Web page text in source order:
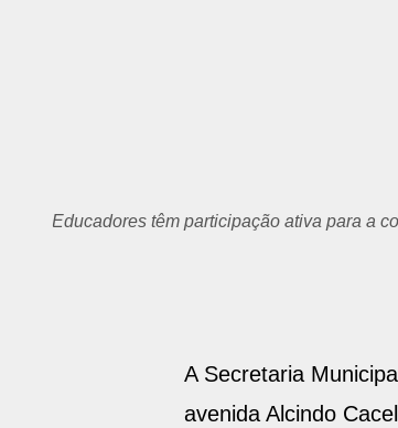
Educadores têm participação ativa para a
A Secretaria
avenida Alcindo